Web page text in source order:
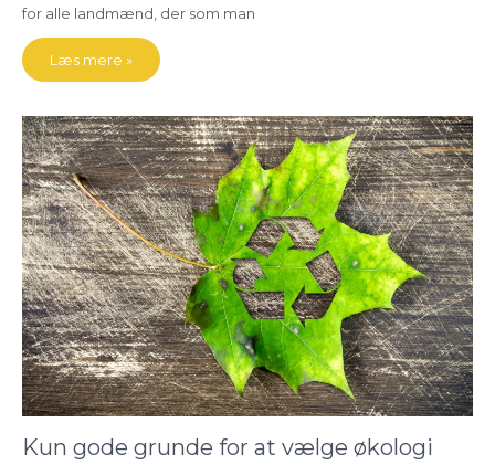
for alle landmænd, der som man
Læs mere »
Kun gode grunde for at vælge økologi